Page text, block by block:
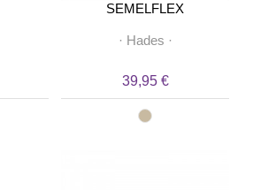
SEMELFLEX
· Hades ·
39,95 €